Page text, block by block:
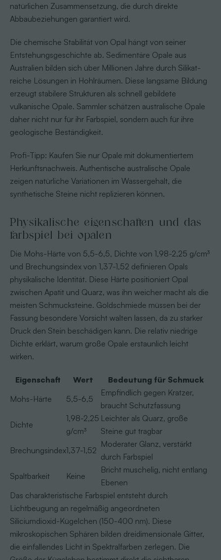
natürlichen Zusammensetzung, die durch direkte
Abbaubeziehungen garantiert wird.
Die chemische Stabilität von Opal hängt von seiner
Entstehungsgeschichte ab. Sedimentäre Opale aus
Australien bilden sich über Millionen Jahre durch Silikat-
reiche Lösungen in Hohlräumen. Diese langsame Bildung
erzeugt stabilere Strukturen als schnell gebildete
vulkanische Opale. Sammler schätzen australische Opale
daher nicht nur für ihr Farbspiel, sondern auch für ihre
geologische Beständigkeit.
Profi-Tipp: Kaufen Sie nur Opale mit dokumentiertem
Herkunftsnachweis. Authentische australische Opale
zeigen natürliche Variationen im Wassergehalt, die
synthetische Steine nicht replizieren können.
Physikalische eigenschaften und das
farbspiel bei opalen
Die Mohs-Härte von 5,5-6,5, Dichte von 1,98-2,25 g/cm³
und Brechungsindex von 1,37-1,52 definieren Opals
physikalische Identität. Diese Härte positioniert Opal
zwischen Apatit und Quarz, was ihn weicher macht als die
meisten Schmucksteine. Goldschmiede müssen bei der
Fassung besondere Vorsicht walten lassen, da zu starker
Druck den Stein beschädigen kann. Die relativ niedrige
Dichte erklärt, warum große Opale erstaunlich leicht
wirken.
Eigenschaft Wert
Bedeutung für Schmuck
Mohs-Härte
5,5-6,5
Empfindlich gegen Kratzer,
braucht Schutzfassung
Dichte
1,98-2,25
g/cm³
Leichter als Quarz, große
Steine gut tragbar
Brechungsindex1,37-1,52
Moderater Glanz, verstärkt
durch Farbspiel
Spaltbarkeit
Keine
Bricht muschelig, nicht entlang
Ebenen
Das charakteristische Farbspiel entsteht durch
Lichtbeugung an regelmäßig angeordneten
Siliciumdioxid-Kügelchen (150-400 nm). Diese
mikroskopischen Sphären bilden dreidimensionale Gitter,
die einfallendes Licht in Spektralfarben zerlegen. Die